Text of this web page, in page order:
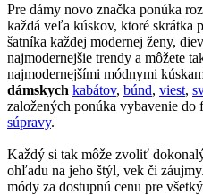
Pre dámy novo značka ponúka
každá veľa kúskov, ktoré skrátka
šatníka každej modernej ženy,
najmodernejšie trendy a môžete
najmodernejšími módnymi
dámskych kabátov, búnd, viest,
založených ponúka vybavenie do
súpravy.
Každý si tak môže zvoliť
ohľadu na jeho štýl, vek či
módy za dostupnú cenu pre